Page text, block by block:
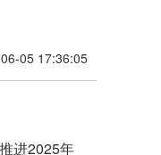
05 17:36:05
进2025年